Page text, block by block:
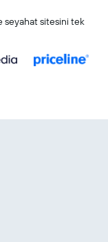
seyahat sitesini tek